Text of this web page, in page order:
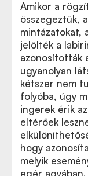
Amikor a
összegeztük,
mintázatokat,
jelölték a
azonosították
ugyanolyan
kétszer nem
folyóba, úgy
ingerek érik
eltérőek
hogy
melyik